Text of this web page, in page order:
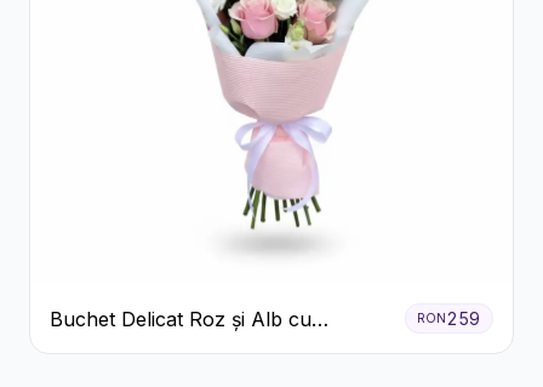
Buchet Delicat Roz și Alb cu
Trandafiri și Lisianthus
RON259